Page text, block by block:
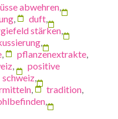
abwehren
duft
stärken
pflanzenextrakte
positive
schweiz
tradition